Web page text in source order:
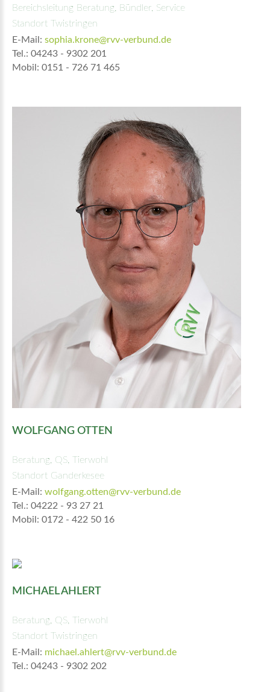
Bereichsleitung Beratung, Bündler, Service
Standort Twistringen
E-Mail: sophia.krone@rvv-verbund.de
Tel.: 04243 - 9302 201
Mobil: 0151 - 726 71 465
WOLFGANG OTTEN
Beratung, QS, Tierwohl
Standort Ganderkesee
E-Mail: wolfgang.otten@rvv-verbund.de
Tel.: 04222 - 93 27 21
Mobil: 0172 - 422 50 16
MICHAEL AHLERT
Beratung, QS, Tierwohl
Standort Twistringen
E-Mail: michael.ahlert@rvv-verbund.de
Tel.: 04243 - 9302 202